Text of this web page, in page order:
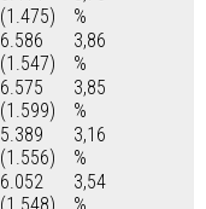
(1.475)
%
6.586
(1.547)
3,86
%
6.575
(1.599)
3,85
%
5.389
(1.556)
3,16
%
6.052
3,54